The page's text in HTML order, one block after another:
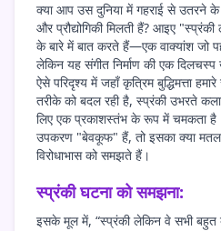
क्या आप उस दुनिया में गहराई से उतरने के
और प्रौद्योगिकी मिलती हैं? आइए
के बारे में बात करते हैं—एक वाक्यांश
लेकिन यह संगीत निर्माण की एक
ऐसे परिदृश्य में जहाँ कृत्रिम बुद्धिमत्ता
तरीके को बदल रही है, स्प्रंकी उभरते
लिए एक प्रकाशस्तंभ के रूप में चमकता
उपकरण "बेवकूफ" हैं, तो इसका क्या
विरोधाभास को समझते हैं।
स्प्रंकी घटना को समझना:
इसके मूल में, “स्प्रंकी लेकिन वे सभी बहुत